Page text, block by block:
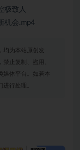
极致人
机会.mp4
均为本站原创发
止复制、盗用、
媒体平台。如若本
行处理。